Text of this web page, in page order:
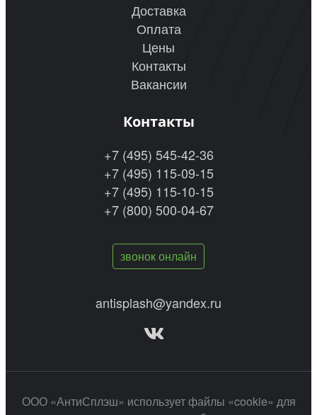
Доставка
Оплата
Цены
Контакты
Вакансии
Контакты
+7 (495) 545-42-36
+7 (495) 115-09-15
+7 (495) 115-10-15
+7 (800) 500-04-67
звонок онлайн
antisplash@yandex.ru
ООО «АнтиСплэш» использует файлы «cookie» для